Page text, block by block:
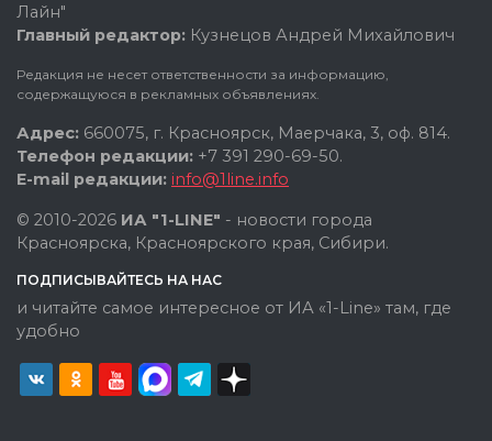
Лайн"
Главный редактор: Кузнецов Андрей Михайлович
Редакция не несет ответственности за информацию,
содержащуюся в рекламных объявлениях.
Адрес: 660075, г. Красноярск, Маерчака, 3, оф. 814.
Телефон редакции: +7 391 290-69-50.
E-mail редакции: info@1line.info
© 2010-2026 ИА "1-LINE" - новости города
Красноярска, Красноярского края, Сибири.
ПОДПИСЫВАЙТЕСЬ НА НАС
и читайте самое интересное от ИА «1-Line» там, где
удобно